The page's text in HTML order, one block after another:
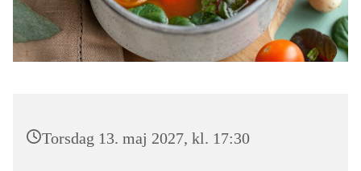
Torsdag 13. maj 2027, kl. 17:30